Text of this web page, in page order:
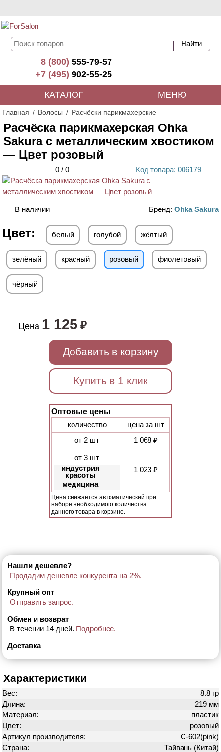
8 (800)555-79-57
+7 (495)902-55-25
КАТАЛОГ МЕНЮ
Главная Волосы Расчёски парикмахерские
Расчёска парикмахерская Ohka
Sakura с металлическим хвостиком
— Цвет розовый
0 / 0 Код товара: 006179
В наличии Бренд: Ohka Sakura
Цвет: белый голубой жёлтый
зелёный красный розовый фиолетовый
чёрный
Цена 1 125₽
Добавить в корзину
Купить в 1 клик
Оптовые цены
количество
цена за шт
от 2 шт
1 068 ₽
от 3 шт
индустрия
красоты
медицина
1 023 ₽
Цена снижается автоматический при
наборе необходимого количества
данного товара в корзине.
Нашли дешевле?
Продадим дешевле конкурента на 2%.
Крупный опт
Отправить запрос.
Обмен и возврат
В течении 14 дней. Подробнее.
Доставка
Характеристики
Вес:
8.8 гр
Длина:
219 мм
Материал:
пластик
Цвет:
розовый
Артикул производителя:
C-602(pink)
Страна:
Тайвань (Китай)